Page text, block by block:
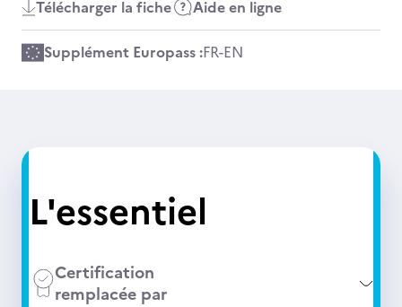
Télécharger la fiche Aide en ligne
Supplément Europass :FR-EN
L'essentiel
Certification
remplacée par